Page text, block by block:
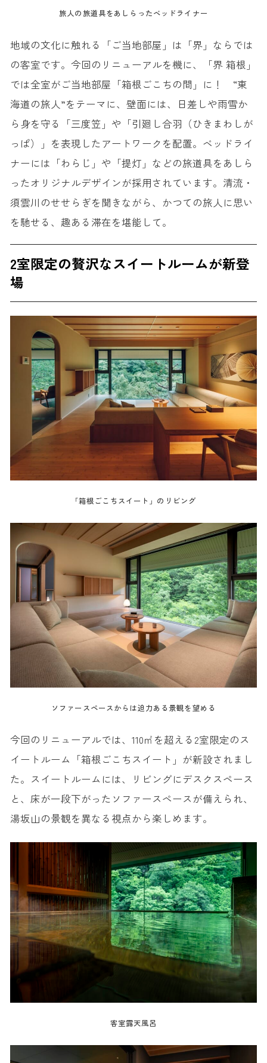
旅人の旅道具をあしらったベッドライナー
地域の文化に触れる「ご当地部屋」は「界」ならでは
の客室です。今回のリニューアルを機に、「界 箱根」
では全室がご当地部屋「箱根ごこちの間」に！ “東
海道の旅人”をテーマに、壁面には、日差しや雨雪か
ら身を守る「三度笠」や「引廻し合羽（ひきまわしが
っぱ）」を表現したアートワークを配置。ベッドライ
ナーには「わらじ」や「提灯」などの旅道具をあしら
ったオリジナルデザインが採用されています。清流・
須雲川のせせらぎを聞きながら、かつての旅人に思い
を馳せる、趣ある滞在を堪能して。
2室限定の贅沢なスイートルームが新登
場
「箱根ごこちスイート」のリビング
ソファースペースからは迫力ある景観を望める
今回のリニューアルでは、110㎡を超える2室限定のス
イートルーム「箱根ごこちスイート」が新設されまし
た。スイートルームには、リビングにデスクスペース
と、床が一段下がったソファースペースが備えられ、
湯坂山の景観を異なる視点から楽しめます。
客室露天風呂